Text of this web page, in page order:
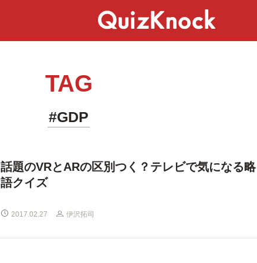
TAG
#GDP
話題のVRとARの区別つく？テレビで気になる略
語クイズ
2017.02.27 伊沢拓司